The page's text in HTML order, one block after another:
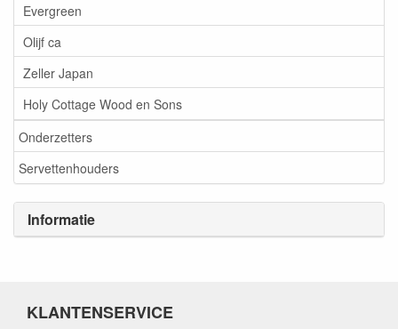
Evergreen
Olijf ca
Zeller Japan
Holy Cottage Wood en Sons
Onderzetters
Servettenhouders
Informatie
KLANTENSERVICE